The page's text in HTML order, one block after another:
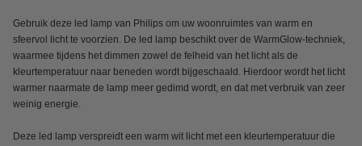
Gebruik deze led lamp van Philips om uw woonruimtes van warm en
sfeervol licht te voorzien. De led lamp beschikt over de WarmGlow-techniek,
waarmee tijdens het dimmen zowel de felheid van het licht als de
kleurtemperatuur naar beneden wordt bijgeschaald. Hierdoor wordt het licht
warmer naarmate de lamp meer gedimd wordt, en dat met verbruik van zeer
weinig energie.
Deze led lamp verspreidt een warm wit licht met een kleurtemperatuur die